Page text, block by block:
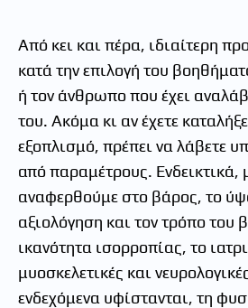
Από κει και πέρα, ιδιαίτερη
κατά την επιλογή του
ή τον άνθρωπο που έχει
του. Ακόμα κι αν έχετε
εξοπλισμό, πρέπει να λάβετε
από παραμέτρους. Ενδεικτικά,
αναφερθούμε στο βάρος, το
αξιολόγηση και τον τρόπο του
ικανότητα ισορροπίας, το
μυοσκελετικές και
ενδεχόμενα υφίστανται, τη